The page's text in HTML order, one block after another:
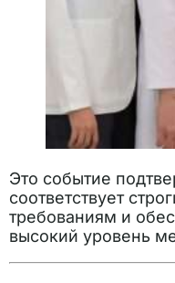
Это событие
соответствует
требованиям и
высокий уровень